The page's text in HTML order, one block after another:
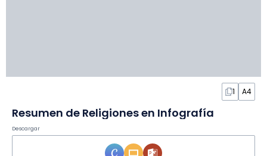
1 A4
Resumen de Religiones en Infografía
Descargar